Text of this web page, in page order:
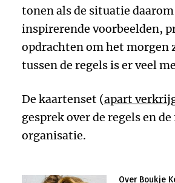
tonen als de situatie
inspirerende voorbeelden,
opdrachten om het morgen
tussen de regels is er veel
De kaartenset (apart
gesprek over de regels en
organisatie.
Over Boukje